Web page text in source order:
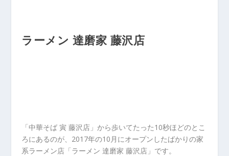
ラーメン 達磨家 藤沢店
「中華そば 寅 藤沢店」から歩いてたった10秒ほどのとこ
ろにあるのが、2017年の10月にオープンしたばかりの家
系ラーメン店「ラーメン 達磨家 藤沢店」です。